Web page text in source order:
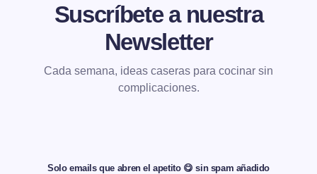
Suscríbete a nuestra
Newsletter
Cada semana, ideas caseras para cocinar sin
complicaciones.
Solo emails que abren el apetito 😋 sin spam añadido